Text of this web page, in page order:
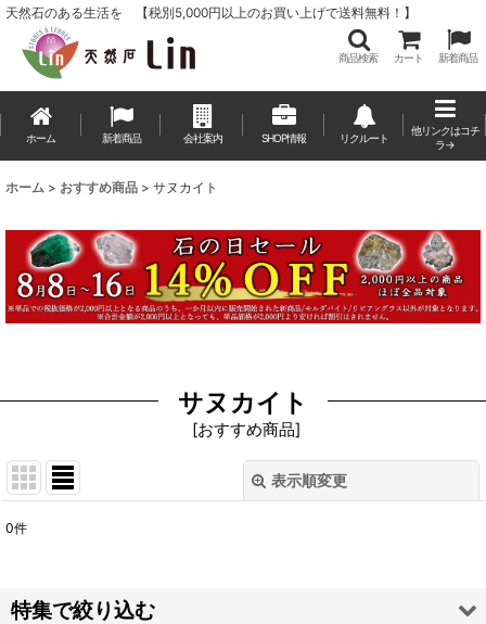
天然石のある生活を 【税別5,000円以上のお買い上げで送料無料！】
商品検索 カート 新着商品
ホーム 新着商品 会社案内 SHOP情報 リクルート
他リンクはコチ
ラ→
ホーム > おすすめ商品 > サヌカイト
サヌカイト
[おすすめ商品]
表示順変更
並び順:
0件
特集で絞り込む